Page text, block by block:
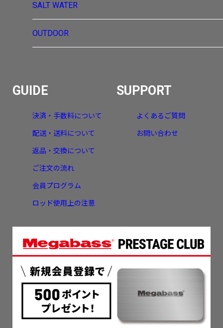
SALT WATER
OUTDOOR
GUIDE
決済・手数料について
配送・送料について
返品・交換について
ご注文の流れ
会員プログラム
ロッド使用上の注意
SUPPORT
よくあるご質問
お問い合わせ